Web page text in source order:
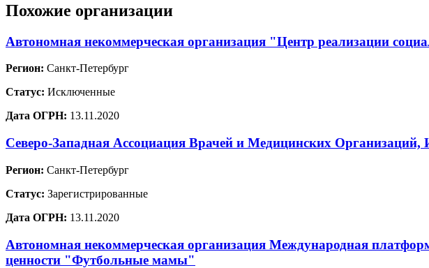
Похожие организации
Автономная некоммерческая организация "Центр реализации
Регион: Санкт-Петербург
Статус: Исключенные
Дата ОГРН: 13.11.2020
Северо-Западная Ассоциация Врачей и Медицинских
Регион: Санкт-Петербург
Статус: Зарегистрированные
Дата ОГРН: 13.11.2020
Автономная некоммерческая организация Международная
ценности "Футбольные мамы"